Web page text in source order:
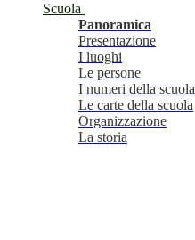
Scuola
Panoramica
Presentazione
I luoghi
Le persone
I numeri della scuola
Le carte della scuola
Organizzazione
La storia